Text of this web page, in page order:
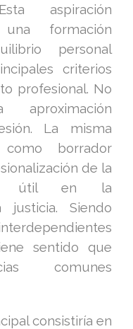
aspiración
formación
personal
criterios
profesional. No
La misma
como borrador
de la
útil en la
justicia. Siendo
sentido que
comunes
consistiría en